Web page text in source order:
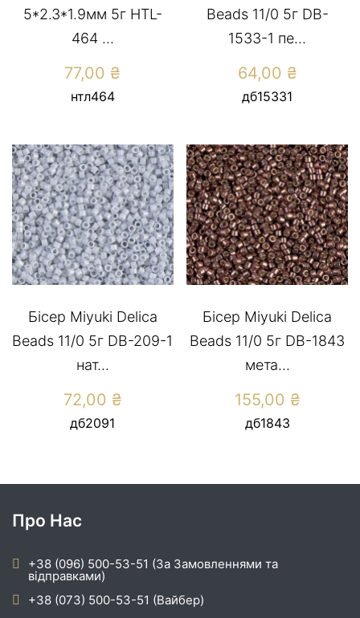
5*2.3*1.9мм 5г HTL-
464 ...
77,00 ₴
нтл464
Beads 11/0 5г DB-
1533-1 пе...
64,00 ₴
дб15331
Бісер Miyuki Delica
Beads 11/0 5г DB-209-1
нат...
72,00 ₴
дб2091
Бісер Miyuki Delica
Beads 11/0 5г DB-1843
мета...
155,00 ₴
дб1843
Про Нас
+38 (096) 500-53-51 (За Замовленнями та
відправками)
+38 (073) 500-53-51 (Вайбер)